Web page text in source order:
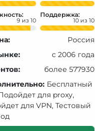
9
Поддержка:
10
Россия
с 2006 года
более 577930
Бесплатный
для proxy,
для VPN, Тестовый